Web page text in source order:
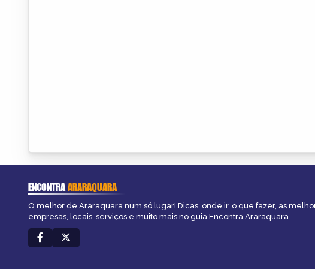
ENCONTRAARARAQUARA
O melhor de Araraquara num só lugar! Dicas, onde ir, o que fazer, as
empresas, locais, serviços e muito mais no guia Encontra Araraquara.